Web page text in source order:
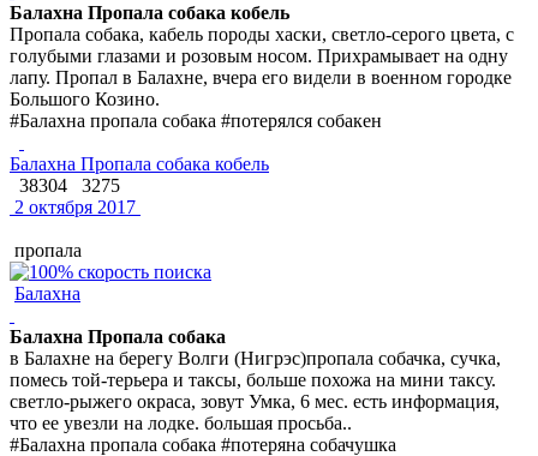
Балахна Пропала собака кобель
Пропала собака, кабель породы хаски, светло-серого цвета, с
голубыми глазами и розовым носом. Прихрамывает на одну
лапу. Пропал в Балахне, вчера его видели в военном городке
Большого Козино.
#Балахна пропала собака #потерялся собакен
Балахна Пропала собака кобель
38304
3275
2 октября 2017
пропала
Балахна
Балахна Пропала собака
в Балахне на берегу Волги (Нигрэс)пропала собачка, сучка,
помесь той-терьера и таксы, больше похожа на мини таксу.
светло-рыжего окраса, зовут Умка, 6 мес. есть информация,
что ее увезли на лодке. большая просьба..
#Балахна пропала собака #потеряна собачушка